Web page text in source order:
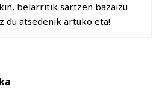
belarritik sartzen bazaizu
du atsedenik artuko eta!